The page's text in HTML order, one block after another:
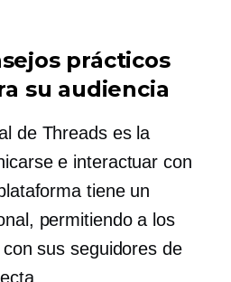
prácticos
su audiencia
de Threads es la
e interactuar con
tiene un
permitiendo a los
sus seguidores de